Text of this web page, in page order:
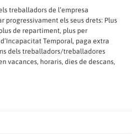
treballadors de l’empresa
progressivament els seus drets: Plus
de repartiment, plus per
Temporal, paga extra
dels treballadors/treballadores
vacances, horaris, dies de descans,